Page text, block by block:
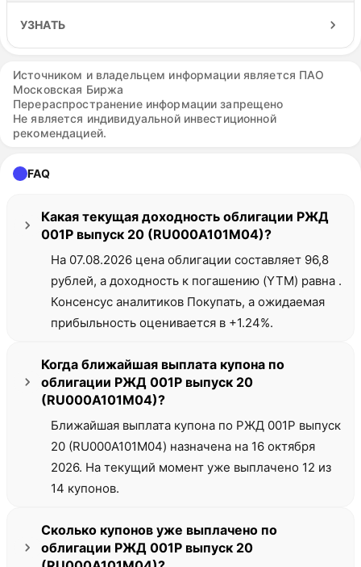
УЗНАТЬ
Источником и владельцем информации является ПАО
Московская Биржа
Перераспространение информации запрещено
Не является индивидуальной инвестиционной
рекомендацией.
FAQ
Какая текущая доходность облигации РЖД
001Р выпуск 20 (RU000A101M04)?
На 07.08.2026 цена облигации составляет 96,8
рублей, а доходность к погашению (YTM) равна .
Консенсус аналитиков Покупать, а ожидаемая
прибыльность оценивается в +1.24%.
Когда ближайшая выплата купона по
облигации РЖД 001Р выпуск 20
(RU000A101M04)?
Ближайшая выплата купона по РЖД 001Р выпуск
20 (RU000A101M04) назначена на 16 октября
2026. На текущий момент уже выплачено 12 из
14 купонов.
Сколько купонов уже выплачено по
облигации РЖД 001Р выпуск 20